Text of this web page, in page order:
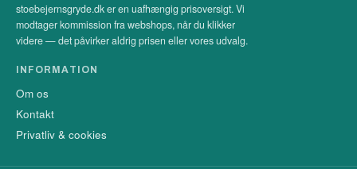
stoebejernsgryde.dk er en uafhængig prisoversigt. Vi
modtager kommission fra webshops, når du klikker
videre — det påvirker aldrig prisen eller vores udvalg.
INFORMATION
Om os
Kontakt
Privatliv & cookies